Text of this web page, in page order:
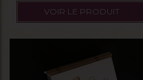
VOIR LE PRODUIT